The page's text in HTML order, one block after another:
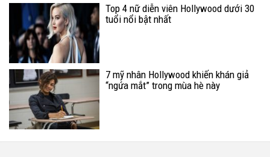
Top 4 nữ diễn viên Hollywood dưới 30
tuổi nổi bật nhất
7 mỹ nhân Hollywood khiến khán giả
“ngứa mắt” trong mùa hè này